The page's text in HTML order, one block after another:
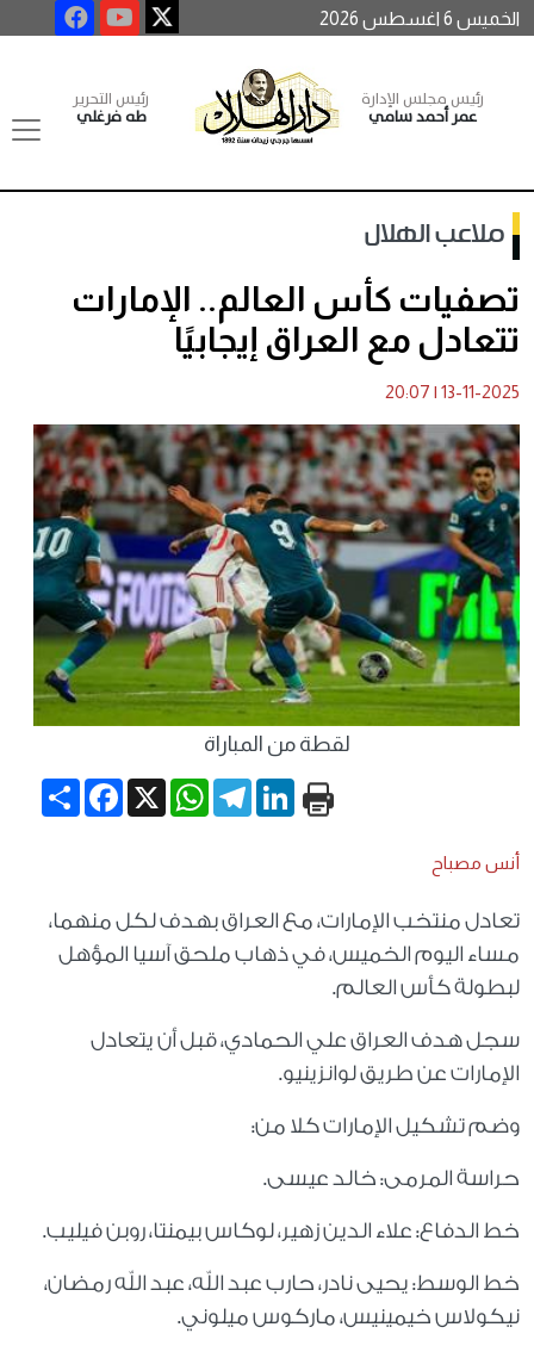
الخميس 6 اغسطس 2026
رئيس مجلس الإدارة
عمر أحمد سامي
رئيس التحرير
طه فرغلي
ملاعب الهلال
تصفيات كأس العالم.. الإمارات
تتعادل مع العراق إيجابيًا
13-11-2025
|
20:07
لقطة من المباراة
Share
Facebook X
WhatsApp
TelegramLinkedIn
أنس مصباح
تعادل منتخب الإمارات، مع العراق بهدف لكل منهما،
مساء اليوم الخميس، في ذهاب ملحق آسيا المؤهل
لبطولة كأس العالم.
سجل هدف العراق علي الحمادي، قبل أن يتعادل
الإمارات عن طريق لوانزينيو.
وضم تشكيل الإمارات كلا من:
حراسة المرمى: خالد عيسى.
خط الدفاع: علاء الدين زهير، لوكاس بيمنتا، روبن فيليب.
خط الوسط: يحيى نادر، حارب عبد الله، عبد الله رمضان،
نيكولاس خيمينيس، ماركوس ميلوني.